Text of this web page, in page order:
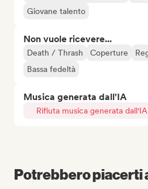
Giovane talento
Non vuole ricevere...
Death / Thrash Coperture
Bassa fedeltà
Musica generata dall'IA
Rifiuta musica generata dall'IA
Potrebbero piacerti